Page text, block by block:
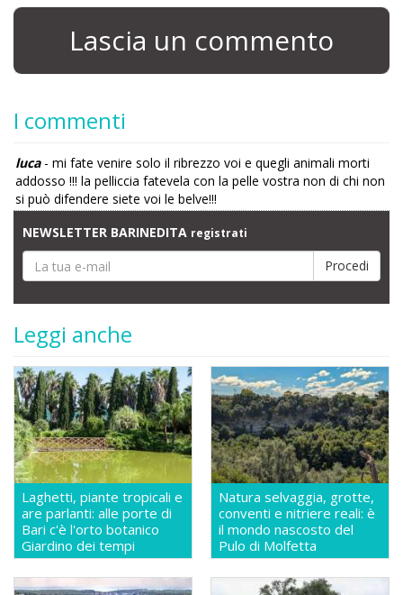
Lascia un commento
I commenti
luca- mi fate venire solo il ribrezzo voi e quegli animali morti
addosso !!! la pelliccia fatevela con la pelle vostra non di chi non
si può difendere siete voi le belve!!!
NEWSLETTER BARINEDITA registrati
Leggi anche
Laghetti, piante tropicali e
are parlanti: alle porte di
Bari c'è l'orto botanico
Giardino dei tempi
Natura selvaggia, grotte,
conventi e nitriere reali: è
il mondo nascosto del
Pulo di Molfetta